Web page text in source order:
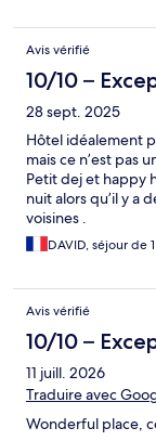
Avis vérifié
10/10 –
28 sept. 2025
Hôtel idéalement
mais ce n’est pas
Petit dej et happy
nuit alors qu’il y a
voisines .
DAVID, séjour de
Avis vérifié
10/10 –
11 juill. 2026
Traduire avec
Wonderful place,